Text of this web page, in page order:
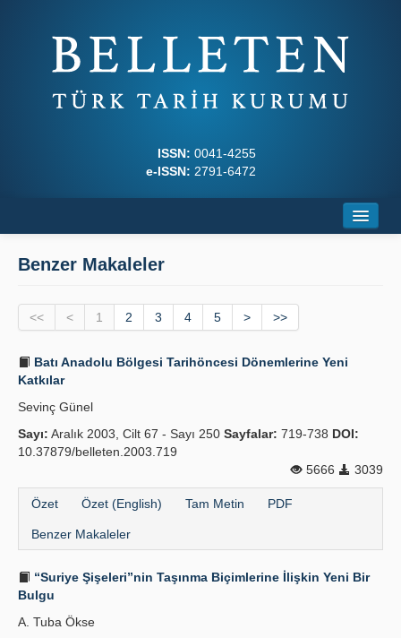
ISSN: 0041-4255
e-ISSN: 2791-6472
Dergi Kurulları
İlkeler
Kılavuzlar
İletişim
Benzer Makaleler
<< < 1 2 3 4 5 > >>
Batı Anadolu Bölgesi Tarihöncesi Dönemlerine Yeni
Katkılar
Sevinç Günel
Sayı: Aralık 2003, Cilt 67 - Sayı 250 Sayfalar: 719-738 DOI:
10.37879/belleten.2003.719
5666
3039
Özet Özet (English) Tam Metin PDF
Benzer Makaleler
“Suriye Şişeleri”nin Taşınma Biçimlerine İlişkin Yeni Bir
Bulgu
A. Tuba Ökse